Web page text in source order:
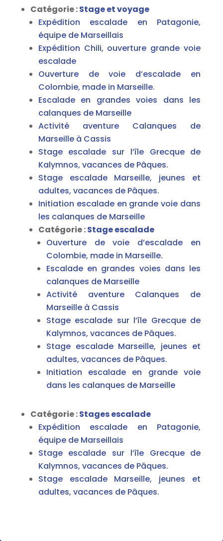
Catégorie :Stage et voyage
Expédition escalade en Patagonie,
équipe de Marseillais
Expédition Chili, ouverture grande voie
escalade
Ouverture de voie d’escalade en
Colombie, made in Marseille.
Escalade en grandes voies dans les
calanques de Marseille
Activité aventure Calanques de
Marseille à Cassis
Stage escalade sur l’île Grecque de
Kalymnos, vacances de Pâques.
Stage escalade Marseille, jeunes et
adultes, vacances de Pâques.
Initiation escalade en grande voie dans
les calanques de Marseille
Catégorie :Stage escalade
Ouverture de voie d’escalade en
Colombie, made in Marseille.
Escalade en grandes voies dans les
calanques de Marseille
Activité aventure Calanques de
Marseille à Cassis
Stage escalade sur l’île Grecque de
Kalymnos, vacances de Pâques.
Stage escalade Marseille, jeunes et
adultes, vacances de Pâques.
Initiation escalade en grande voie
dans les calanques de Marseille
Catégorie :Stages escalade
Expédition escalade en Patagonie,
équipe de Marseillais
Stage escalade sur l’île Grecque de
Kalymnos, vacances de Pâques.
Stage escalade Marseille, jeunes et
adultes, vacances de Pâques.